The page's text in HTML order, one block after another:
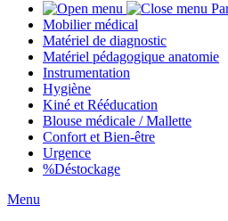
Mobilier médical
Matériel de diagnostic
Matériel pédagogique anatomie
Instrumentation
Hygiène
Kiné et Rééducation
Blouse médicale / Mallette
Confort et Bien-être
Urgence
%Déstockage
Menu